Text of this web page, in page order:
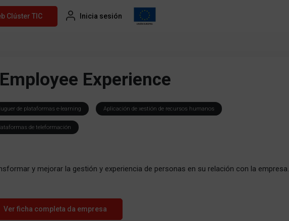
Clúster TIC Inicia sesión
Employee Experience
de plataformas e-learning Aplicación de xestión de recursos humanos
de teleformación
y mejorar la gestión y experiencia de personas en su relación con la empresa.
Ver ficha completa da empresa